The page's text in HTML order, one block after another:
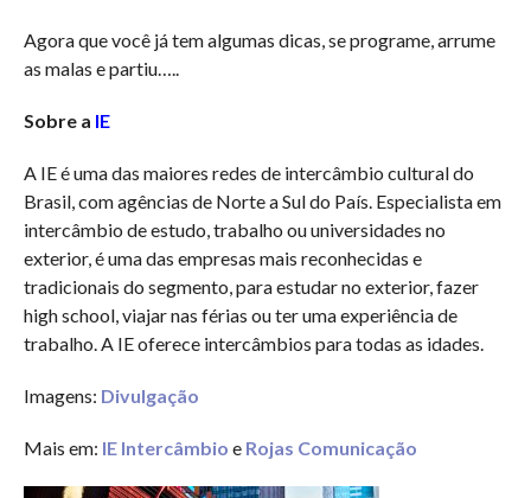
Agora que você já tem algumas dicas, se programe, arrume
as malas e partiu…..
Sobre a IE
A IE é uma das maiores redes de intercâmbio cultural do
Brasil, com agências de Norte a Sul do País. Especialista em
intercâmbio de estudo, trabalho ou universidades no
exterior, é uma das empresas mais reconhecidas e
tradicionais do segmento, para estudar no exterior, fazer
high school, viajar nas férias ou ter uma experiência de
trabalho. A IE oferece intercâmbios para todas as idades.
Imagens: Divulgação
Mais em: IE Intercâmbio e Rojas Comunicação